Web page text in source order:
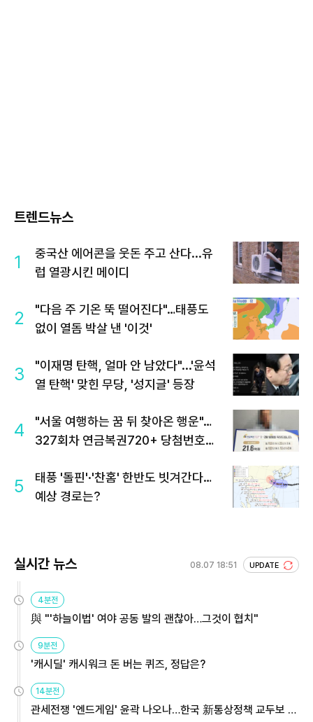
트렌드뉴스
1
중국산 에어콘을 웃돈 주고 산다...유
럽 열광시킨 메이디
2
"다음 주 기온 뚝 떨어진다"…태풍도
없이 열돔 박살 낸 '이것'
3
"이재명 탄핵, 얼마 안 남았다"...'윤석
열 탄핵' 맞힌 무당, '성지글' 등장
4
"서울 여행하는 꿈 뒤 찾아온 행운"…
327회차 연금복권720+ 당첨번호조
5
태풍 '돌핀'·'찬홈' 한반도 빗겨간다…
예상 경로는?
실시간 뉴스 08.07 18:51 UPDATE
4분전
與 "'하늘이법' 여야 공동 발의 괜찮아…그것이 협치"
9분전
'캐시딜' 캐시워크 돈 버는 퀴즈, 정답은?
14분전
관세전쟁 '엔드게임' 윤곽 나오나…한국 新통상정책 교두보 활